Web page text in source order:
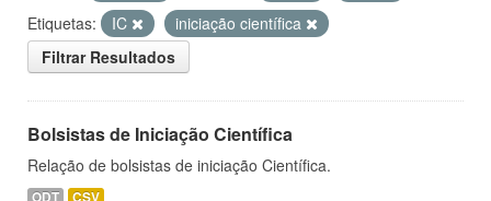
Etiquetas:
IC
iniciação científica
Filtrar Resultados
Bolsistas de Iniciação Científica
Relação de bolsistas de iniciação Científica.
ODT CSV